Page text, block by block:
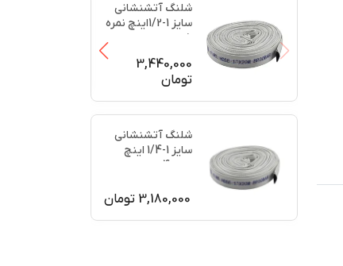
شلنگ آتشنشانی
سایز 1-1/2اینچ نمره
5
3,440,000
تومان
شلنگ آتشنشانی
سایز 1-1/4 اینچ
3,180,000 تومان